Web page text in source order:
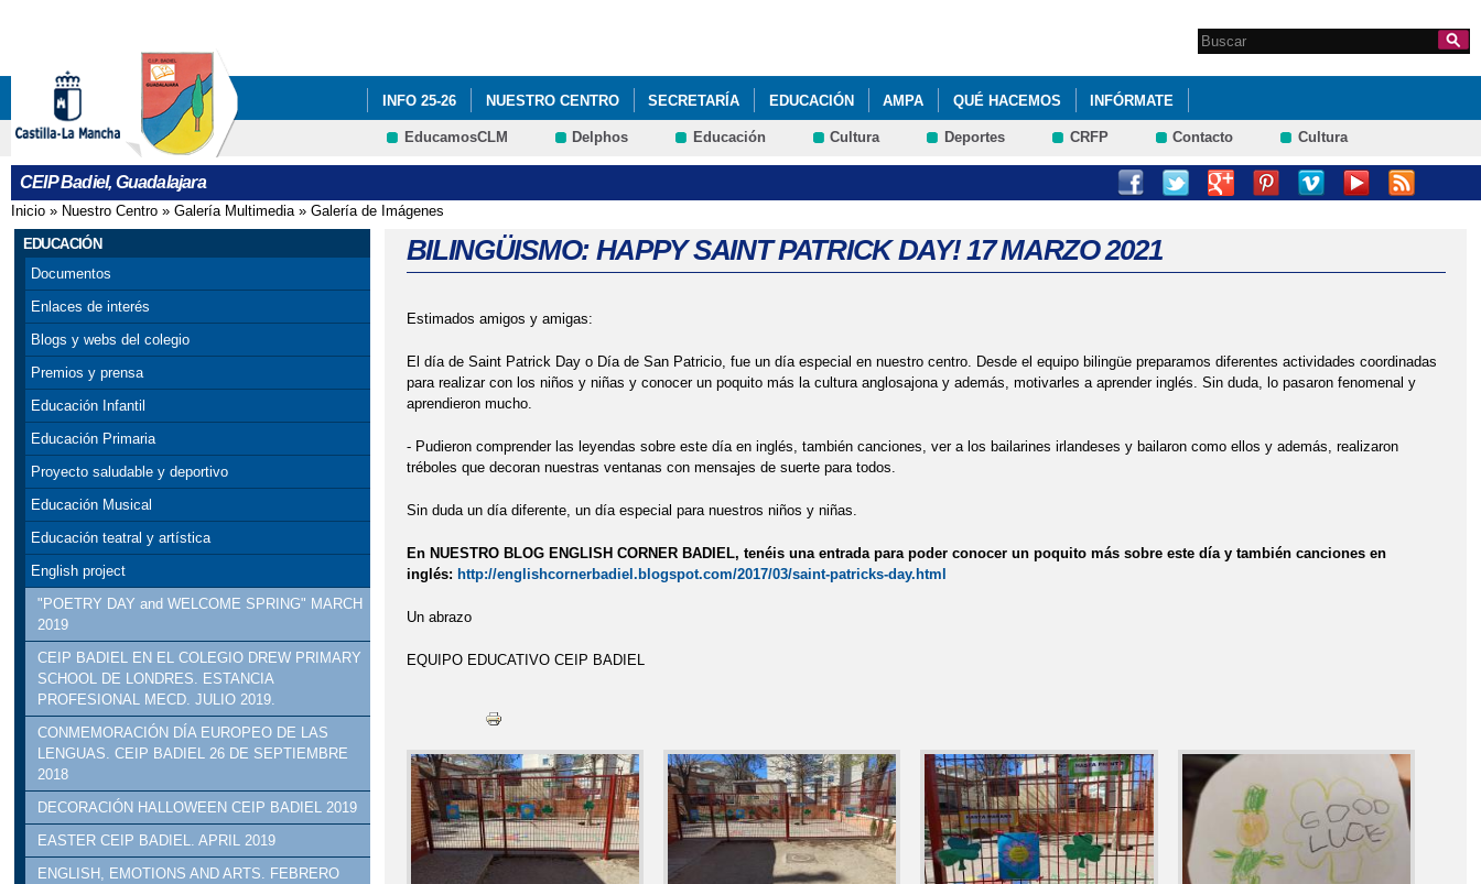
Formulario de
Search this site
INFO 25-26 NUESTRO CENTRO SECRETARÍA EDUCACIÓN AMPA QUÉ HACEMOS INFÓRMATE
ADF: SITUACIONES DE APRENDIZAJE. KANDINSKY. 1 Y 6º DE EDUCACIÓN PRIMARIA. MAYO 2024.
PREMIOS: SELECCIONADOS OLIMPIADA MATEMÁTICA ALEVÍN DE GUADALAJARA (EDUCACIÓN PRIMARIA). SEXTO DE PRIMARIA 2023.
VISITA INSTITUCIONAL: CONSEJERA DE EDUCACIÓN DE JCCM, DELEGADO DE LA JUNTA DE JCCM, DELEGADO DE EDUCACIÓN EN GUADALAJARA Y
CONCEJALA DE EDUCACIÓN. 2023
EducamosCLM Delphos Educación Cultura Deportes CRFP Contacto Cultura
CEIP Badiel, Guadalajara
Se encuentra usted aquí
Inicio » Nuestro Centro » Galería Multimedia» Galería de Imágenes
EDUCACIÓN
Documentos
Enlaces de interés
Blogs y webs del colegio
Premios y prensa
Educación Infantil
Educación Primaria
Proyecto saludable y deportivo
Educación Musical
Educación teatral y artística
English project
"POETRY DAY and WELCOME SPRING" MARCH
2019
CEIP BADIEL EN EL COLEGIO DREW PRIMARY
SCHOOL DE LONDRES. ESTANCIA
PROFESIONAL MECD. JULIO 2019.
CONMEMORACIÓN DÍA EUROPEO DE LAS
LENGUAS. CEIP BADIEL 26 DE SEPTIEMBRE
2018
DECORACIÓN HALLOWEEN CEIP BADIEL 2019
EASTER CEIP BADIEL. APRIL 2019
ENGLISH, EMOTIONS AND ARTS. FEBRERO
BILINGÜISMO: HAPPY SAINT PATRICK DAY! 17 MARZO 2021
Estimados amigos y amigas:
El día de Saint Patrick Day o Día de San Patricio, fue un día especial en nuestro centro. Desde el equipo bilingüe preparamos diferentes actividades coordinadas
para realizar con los niños y niñas y conocer un poquito más la cultura anglosajona y además, motivarles a aprender inglés. Sin duda, lo pasaron fenomenal y
aprendieron mucho.
- Pudieron comprender las leyendas sobre este día en inglés, también canciones, ver a los bailarines irlandeses y bailaron como ellos y además, realizaron
tréboles que decoran nuestras ventanas con mensajes de suerte para todos.
Sin duda un día diferente, un día especial para nuestros niños y niñas.
En NUESTRO BLOG ENGLISH CORNER BADIEL, tenéis una entrada para poder conocer un poquito más sobre este día y también canciones en
inglés: http://englishcornerbadiel.blogspot.com/2017/03/saint-patricks-day.html
Un abrazo
EQUIPO EDUCATIVO CEIP BADIEL